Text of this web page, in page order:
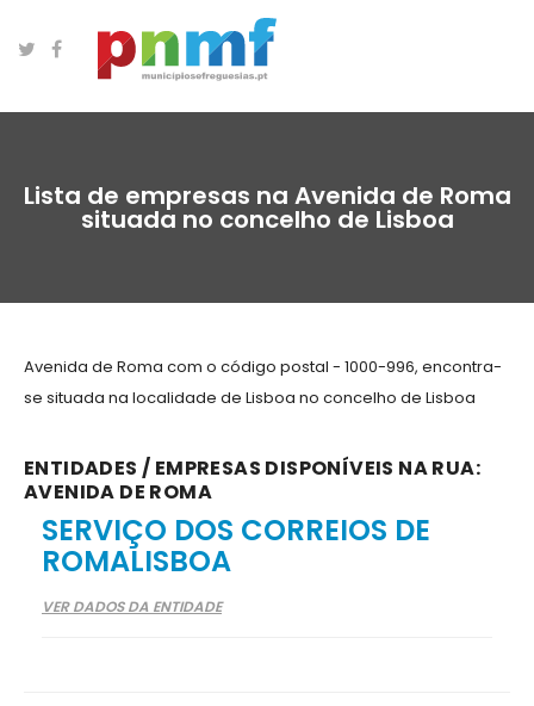
Lista de empresas na Avenida de Roma
situada no concelho de Lisboa
Avenida de Roma com o código postal - 1000-996, encontra-
se situada na localidade de Lisboa no concelho de Lisboa
ENTIDADES / EMPRESAS DISPONÍVEIS NA RUA:
AVENIDA DE ROMA
SERVIÇO DOS CORREIOS DE
ROMALISBOA
VER DADOS DA ENTIDADE